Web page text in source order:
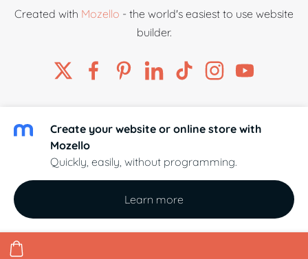
Created with Mozello - the world's easiest to use website
builder.
Create your website or online store with
Mozello
Quickly, easily, without programming.
Learn more